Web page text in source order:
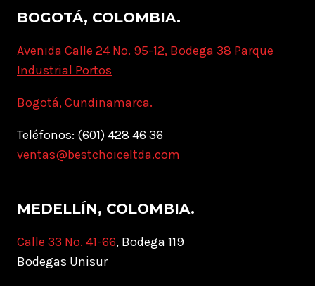
BOGOTÁ, COLOMBIA.
Avenida Calle 24 No. 95-12, Bodega 38 Parque
Industrial Portos
Bogotá, Cundinamarca.
Teléfonos: (601) 428 46 36
ventas@bestchoiceltda.com
MEDELLÍN, COLOMBIA.
Calle 33 No. 41-66, Bodega 119
Bodegas Unisur